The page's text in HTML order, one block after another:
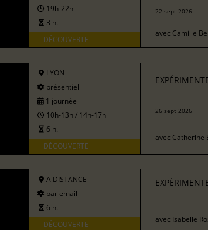
19h-22h
3 h.
DÉCOUVERTE
22 sept 2026
avec Camille
LYON
présentiel
1 journée
10h-13h / 14h-17h
6 h.
DÉCOUVERTE
26 sept 2026
avec Catherine
A DISTANCE
par email
6 h.
DÉCOUVERTE
avec Isabelle